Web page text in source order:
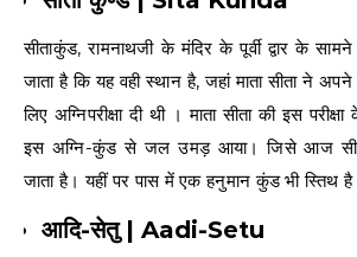
सीताकुंड, रामनाथजी के मंदिर के पूर्वी द्वार के
जाता है कि यह वही स्थान है, जहां माता सीता ने
लिए अग्निपरीक्षा दी थी । माता सीता की इस
इस अग्नि-कुंड से जल उमड़ आया। जिसे आज
जाता है। यहीं पर पास में एक हनुमान कुंड भी स्तिथ
आदि-सेतु | Aadi-Setu